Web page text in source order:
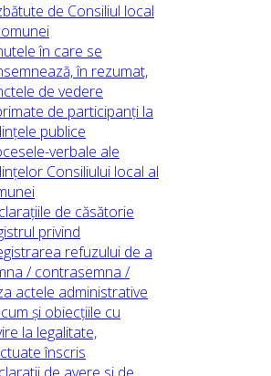
de Consiliul local
în care se
în rezumat,
de vedere
de participanți la
publice
verbale ale
Consiliului local al
de căsătorie
privind
refuzului de a
/ contrasemna /
actele administrative
și obiecțiile cu
la legalitate,
înscris